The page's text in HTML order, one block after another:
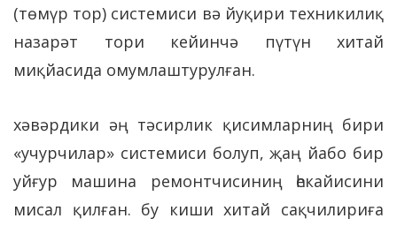
(төмүр тор) системиси вә йуқири техникилиқ
назарәт тори кейинчә пүтүн хитай
миқйасида омумлаштурулған.
хәвәрдики әң тәсирлик қисимларниң бири
«учурчилар» системиси болуп, җаң йабо бир
уйғур машина ремонтчисиниң һекайисини
мисал қилған. бу киши хитай сақчилириға